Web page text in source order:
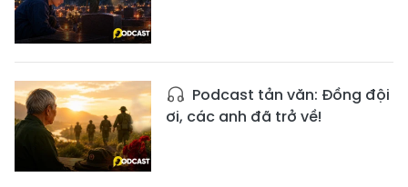
Podcast tản văn: Đồng đội
ơi, các anh đã trở về!